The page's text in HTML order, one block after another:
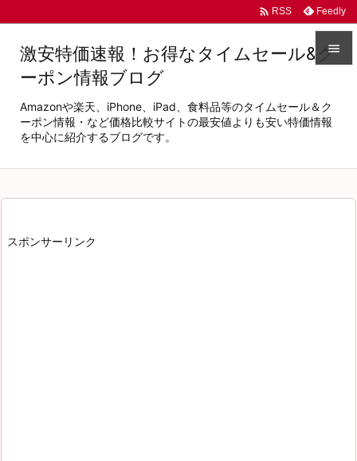




 RSS Feedly
激安特価速報！お得なタイムセール&ク
ーポン情報ブログ
Amazonや楽天、iPhone、iPad、食料品等のタイムセール＆ク
ーポン情報・など価格比較サイトの最安値よりも安い特価情報
を中心に紹介するブログです。
スポンサーリンク